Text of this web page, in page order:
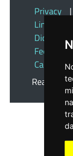
Privacy |
Link Utili
Feedback
Cambio